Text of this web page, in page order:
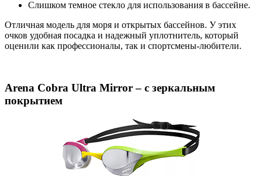
Слишком темное стекло для использования в бассейне.
Отличная модель для моря и открытых бассейнов. У этих
очков удобная посадка и надежный уплотнитель, который
оценили как профессионалы, так и спортсмены-любители.
Arena Cobra Ultra Mirror – c зеркальным
покрытием